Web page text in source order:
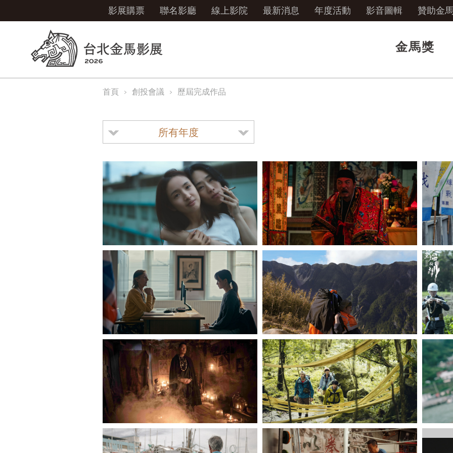
影展購票 聯名影廳 線上影院 最新消息 年度活動 影音圖輯 贊助金
金馬獎
首頁 創投會議 歷屆完成作品
所有年度